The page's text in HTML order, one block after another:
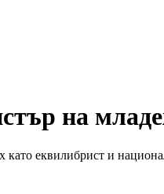
на
еквилибрист и